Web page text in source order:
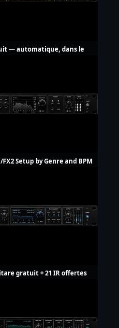
— automatique, dans le
Setup by Genre and BPM
gratuit + 21 IR offertes